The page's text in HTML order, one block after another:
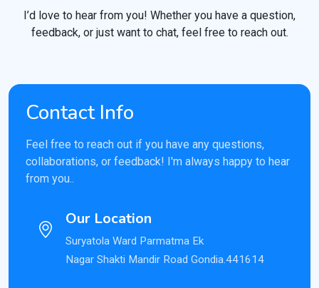
I’d love to hear from you! Whether you have a question,
feedback, or just want to chat, feel free to reach out.
Contact Info
Feel free to reach out if you have any questions,
collaborations, or feedback! I'm always happy to hear
from you..
Our Location
Suryatola Ward Parmatma Ek
Nagar Shakti Mandir Road Gondia.441614